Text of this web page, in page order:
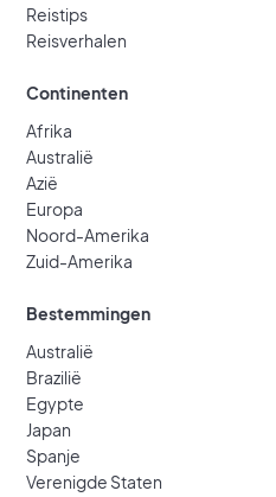
Reistips
Reisverhalen
Continenten
Afrika
Australië
Azië
Europa
Noord-Amerika
Zuid-Amerika
Bestemmingen
Australië
Brazilië
Egypte
Japan
Spanje
Verenigde Staten